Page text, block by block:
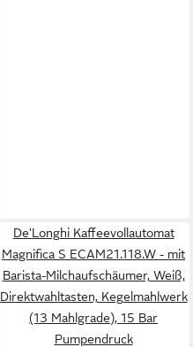
De'Longhi Kaffeevollautomat
Magnifica S ECAM21.118.W - mit
Barista-Milchaufschäumer, Weiß,
Direktwahltasten, Kegelmahlwerk
(13 Mahlgrade), 15 Bar
Pumpendruck